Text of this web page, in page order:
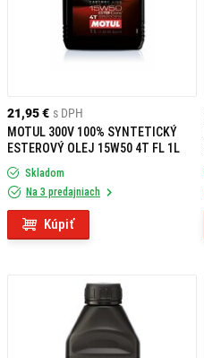
21,95 € s DPH
MOTUL 300V 100% SYNTETICKÝ
ESTEROVÝ OLEJ 15W50 4T FL 1L
Skladom
Na 3 predajniach
Kúpiť